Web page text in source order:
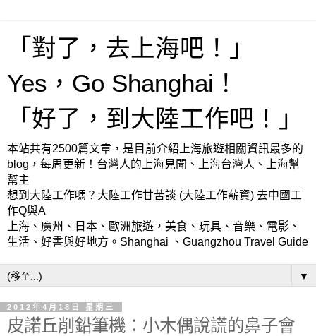
「對了，去上海吧！」
Yes，Go Shanghai！
「好了，到大陸工作吧！」
本站共有2500篇文章，是目前介紹上海旅遊相關資訊最多的
blog，每周更新！台灣人的上海見聞、上海台灣人、上海幫
幫主
想到大陸工作嗎？大陸工作甘苦談 (大陸工作薪資) 去中國工
作Q與A
上海、廣州、日本、歐洲旅遊，美食、玩具、音樂、電影、
生活、好書與好地方。Shanghai 、Guangzhou Travel Guide
▼
2012年4月18日 星期三
皮諾丘削鉛筆機：小木偶說謊的鼻子會